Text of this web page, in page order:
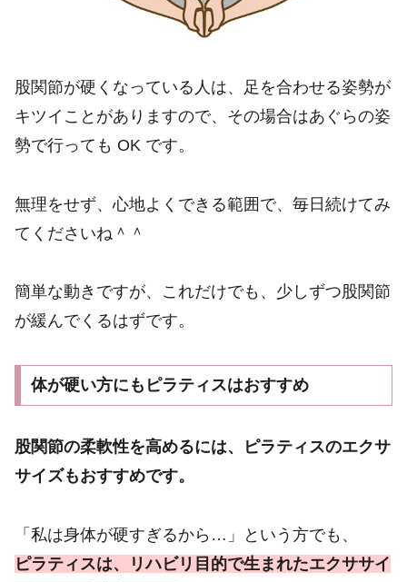
股関節が硬くなっている人は、足を合わせる姿勢が
キツイことがありますので、その場合はあぐらの姿
勢で行っても OK です。
無理をせず、心地よくできる範囲で、毎日続けてみ
てくださいね＾＾
簡単な動きですが、これだけでも、少しずつ股関節
が緩んでくるはずです。
体が硬い方にもピラティスはおすすめ
股関節の柔軟性を高めるには、ピラティスのエクサ
サイズもおすすめです。
「私は身体が硬すぎるから…」という方でも、
ピラティスは、リハビリ目的で生まれたエクササイ